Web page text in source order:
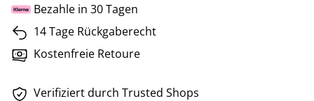
Bezahle in 30 Tagen
14 Tage Rückgaberecht
Kostenfreie Retoure
Verifiziert durch Trusted Shops